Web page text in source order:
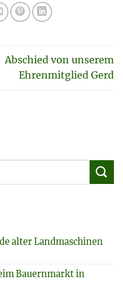
Abschied von unserem
Ehrenmitglied Gerd
alter Landmaschinen
Bauernmarkt in